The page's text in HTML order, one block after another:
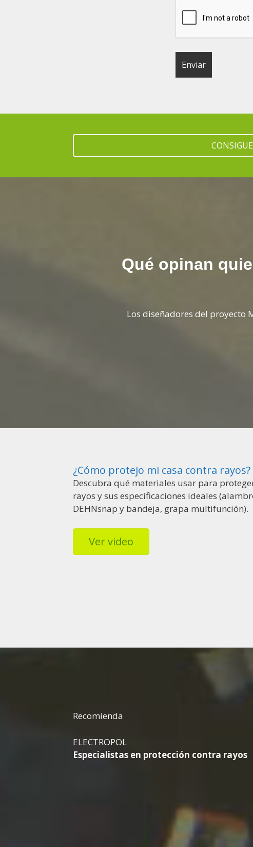
Qué opinan
Los diseñadores del proyecto
¿Cómo protejo mi casa contra rayos?
Descubra qué materiales usar para
rayos y sus especificaciones ideales
DEHNsnap y bandeja, grapa multifunción).
Ver video
Recomienda
ELECTROPOL
Especialistas en protección contra rayos